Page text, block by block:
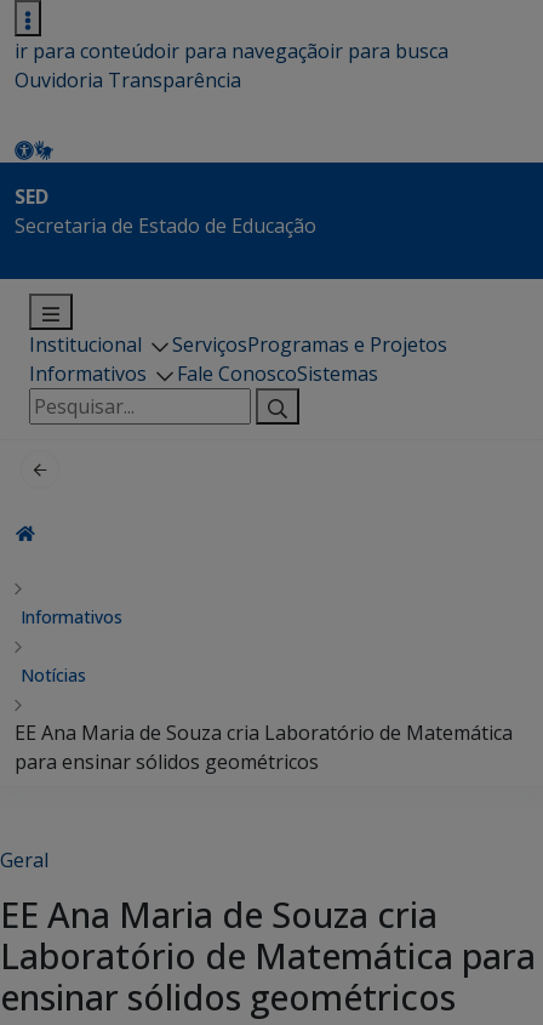
ir para conteúdoir para navegaçãoir para busca
Ouvidoria Transparência
SED
Secretaria de Estado de Educação
Institucional ServiçosProgramas e Projetos
Informativos
Fale ConoscoSistemas
Pesquisar
por:
Informativos
Notícias
EE Ana Maria de Souza cria Laboratório de Matemática
para ensinar sólidos geométricos
Geral
EE Ana Maria de Souza cria
Laboratório de Matemática para
ensinar sólidos geométricos